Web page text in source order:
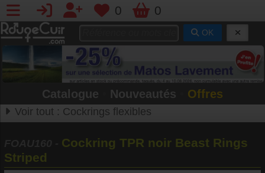
0 0
OK
Catalogue Nouveautés Offres
Voir tout : Cockrings flexibles
Cockring TPR noir Beast Rings
Striped